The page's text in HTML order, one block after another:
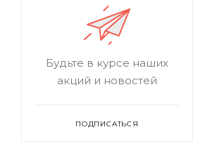
Будьте в курсе наших
акций и новостей
ПОДПИСАТЬСЯ